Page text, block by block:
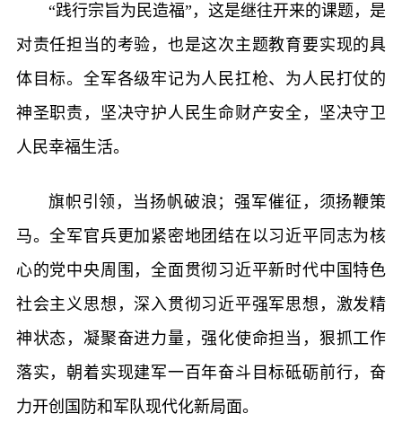
“践行宗旨为民造福”，这是继往开来的课题，是
对责任担当的考验，也是这次主题教育要实现的具
体目标。全军各级牢记为人民扛枪、为人民打仗的
神圣职责，坚决守护人民生命财产安全，坚决守卫
人民幸福生活。
旗帜引领，当扬帆破浪；强军催征，须扬鞭策
马。全军官兵更加紧密地团结在以习近平同志为核
心的党中央周围，全面贯彻习近平新时代中国特色
社会主义思想，深入贯彻习近平强军思想，激发精
神状态，凝聚奋进力量，强化使命担当，狠抓工作
落实，朝着实现建军一百年奋斗目标砥砺前行，奋
力开创国防和军队现代化新局面。